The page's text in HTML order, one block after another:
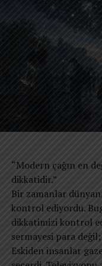
ile inkârın
Psikoloji bu tesisi
“bilişsel
ama kötü bir şey
zihnimizin yaptığı
Kısaca: “Kötülük
Felsefe cephesinde
görkemli.
eksikliğiymiş. Yani
Machiavelli daha
günahı yoktur.”
Kant ise hiç ikna
bu özel bir
yasalarını kendi
Büyük yetki, sıfır
Gelelim Hannah
sıradanlığı.” Bu,
“Modern çağın en
dikkatidir.”
Bir zamanlar
kontrol ediyordu.
dikkatimizi kontrol
sermayesi para
Eskiden insanlar